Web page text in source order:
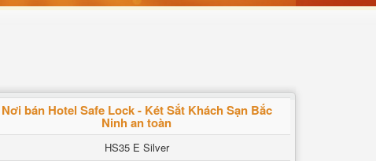
Nơi bán Hotel Safe Lock - Két Sắt Khách Sạn Bắc
Ninh an toàn
HS35 E Silver